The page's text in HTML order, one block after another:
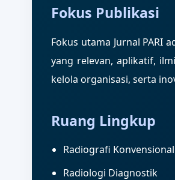
Fokus Publikasi
Fokus utama Jurnal PARI
yang relevan, aplikatif,
kelola organisasi, serta
Ruang Lingkup
Radiografi
Radiologi Diagnostik